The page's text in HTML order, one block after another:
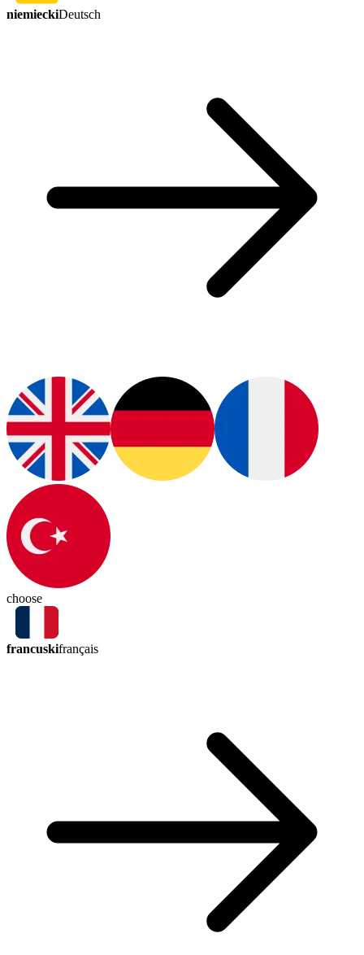
niemieckiDeutsch
choose
francuskifrançais